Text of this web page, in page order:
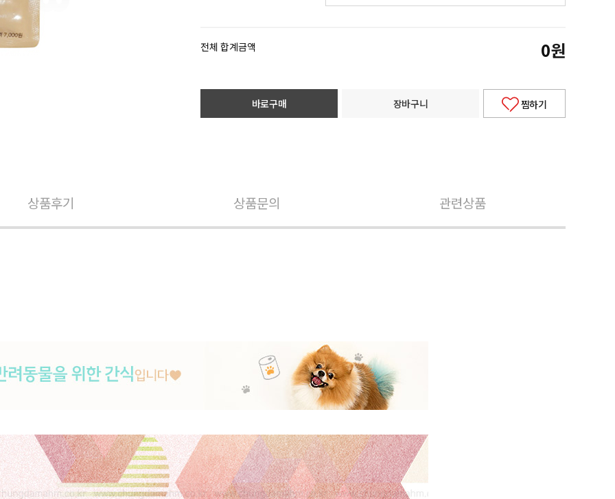
전체 합계금액 0원
바로구매 장바구니 찜하기
상품후기 상품문의 관련상품